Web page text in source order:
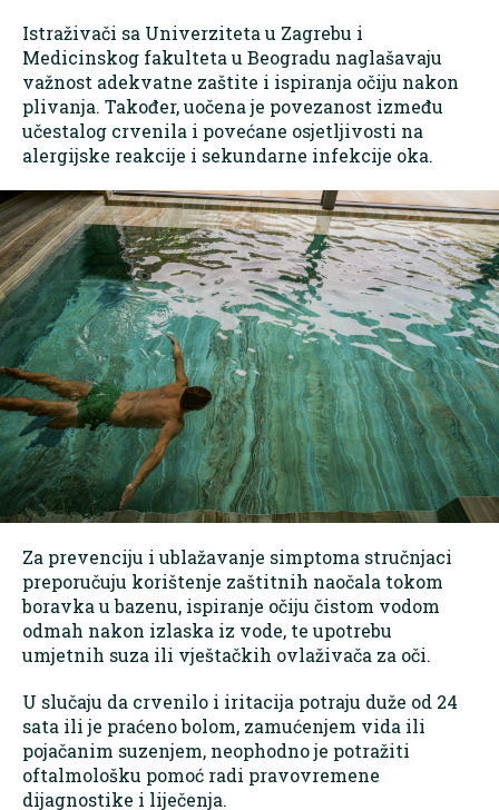
Istraživači sa Univerziteta u Zagrebu i
Medicinskog fakulteta u Beogradu naglašavaju
važnost adekvatne zaštite i ispiranja očiju nakon
plivanja. Također, uočena je povezanost između
učestalog crvenila i povećane osjetljivosti na
alergijske reakcije i sekundarne infekcije oka.
Za prevenciju i ublažavanje simptoma stručnjaci
preporučuju korištenje zaštitnih naočala tokom
boravka u bazenu, ispiranje očiju čistom vodom
odmah nakon izlaska iz vode, te upotrebu
umjetnih suza ili vještačkih ovlaživača za oči.
U slučaju da crvenilo i iritacija potraju duže od 24
sata ili je praćeno bolom, zamućenjem vida ili
pojačanim suzenjem, neophodno je potražiti
oftalmološku pomoć radi pravovremene
dijagnostike i liječenja.